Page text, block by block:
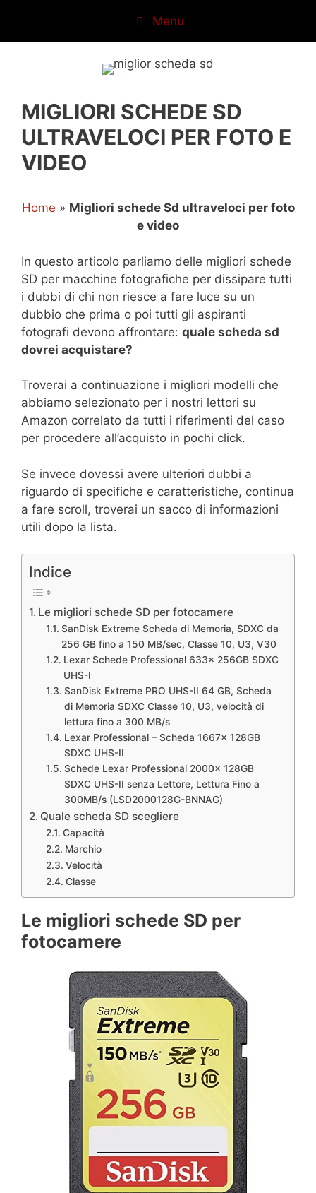
contenuto
Menu
MIGLIORI SCHEDE SD
ULTRAVELOCI PER FOTO E
VIDEO
Home » Migliori schede Sd ultraveloci per foto
e video
In questo articolo parliamo delle migliori schede
SD per macchine fotografiche per dissipare tutti
i dubbi di chi non riesce a fare luce su un
dubbio che prima o poi tutti gli aspiranti
fotografi devono affrontare: quale scheda sd
dovrei acquistare?
Troverai a continuazione i migliori modelli che
abbiamo selezionato per i nostri lettori su
Amazon correlato da tutti i riferimenti del caso
per procedere all’acquisto in pochi click.
Se invece dovessi avere ulteriori dubbi a
riguardo di specifiche e caratteristiche, continua
a fare scroll, troverai un sacco di informazioni
utili dopo la lista.
Indice
Le migliori schede SD per fotocamere
SanDisk Extreme Scheda di Memoria, SDXC da
256 GB fino a 150 MB/sec, Classe 10, U3, V30
Lexar Schede Professional 633x 256GB SDXC
UHS-I
SanDisk Extreme PRO UHS-II 64 GB, Scheda
di Memoria SDXC Classe 10, U3, velocità di
lettura fino a 300 MB/s
Lexar Professional – Scheda 1667x 128GB
SDXC UHS-II
Schede Lexar Professional 2000x 128GB
SDXC UHS-II senza Lettore, Lettura Fino a
300MB/s (LSD2000128G-BNNAG)
Quale scheda SD scegliere
Capacità
Marchio
Velocità
Classe
Le migliori schede SD per
fotocamere